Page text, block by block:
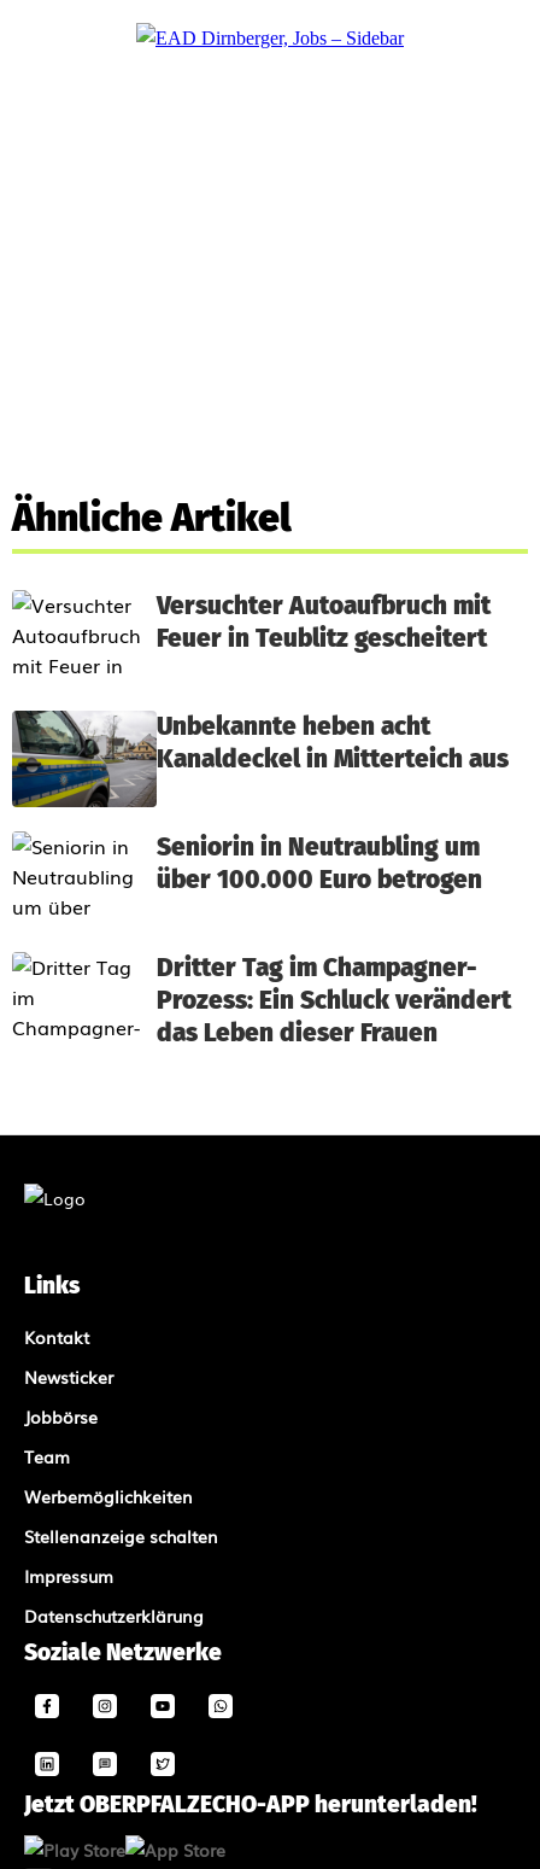
Ähnliche Artikel
Versuchter Autoaufbruch mit
Feuer in Teublitz gescheitert
Unbekannte heben acht
Kanaldeckel in Mitterteich aus
Seniorin in Neutraubling um
über 100.000 Euro betrogen
Dritter Tag im Champagner-
Prozess: Ein Schluck verändert
das Leben dieser Frauen
Links
Kontakt
Newsticker
Jobbörse
Team
Werbemöglichkeiten
Stellenanzeige schalten
Impressum
Datenschutzerklärung
Soziale Netzwerke
Jetzt OBERPFALZECHO-APP herunterladen!